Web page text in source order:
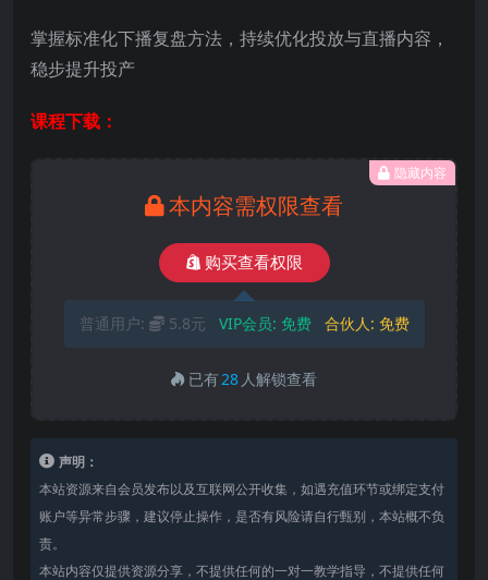
掌握标准化下播复盘方法，持续优化投放与直播内容，
稳步提升投产
课程下载：
隐藏内容
本内容需权限查看
购买查看权限
普通用户: 5.8元 VIP会员: 免费 合伙人: 免费
已有28 人解锁查看
声明：
本站资源来自会员发布以及互联网公开收集，如遇充值环节或绑定支付
账户等异常步骤，建议停止操作，是否有风险请自行甄别，本站概不负
责。
本站内容仅提供资源分享，不提供任何的一对一教学指导，不提供任何